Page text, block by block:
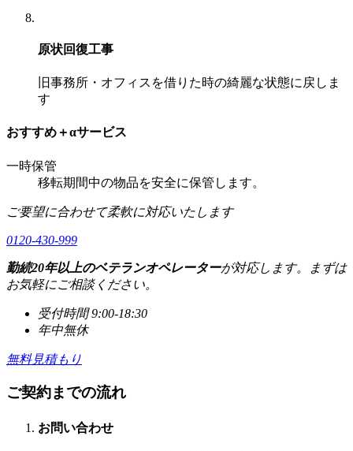
原状回復工事
旧事務所・オフィスを借りた時の綺麗な状態に戻しま
す
おすすめ＋αサービス
一時保管
移転期間中の物品を安全に保管します。
ご要望に合わせて柔軟に対応いたします
0120-430-999
勤続20年以上のベテランオペレーターが対応します。まずは
お気軽にご相談ください。
受付時間 9:00-18:30
年中無休
無料見積もり
ご契約までの流れ
お問い合わせ